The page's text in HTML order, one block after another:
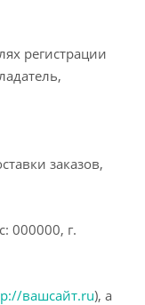
регистрации
заказов,
000000, г.
вашсайт.ru), а